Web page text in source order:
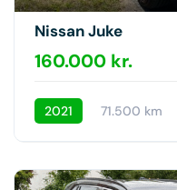
Nissan Juke
160.000 kr.
2021 71.500 km